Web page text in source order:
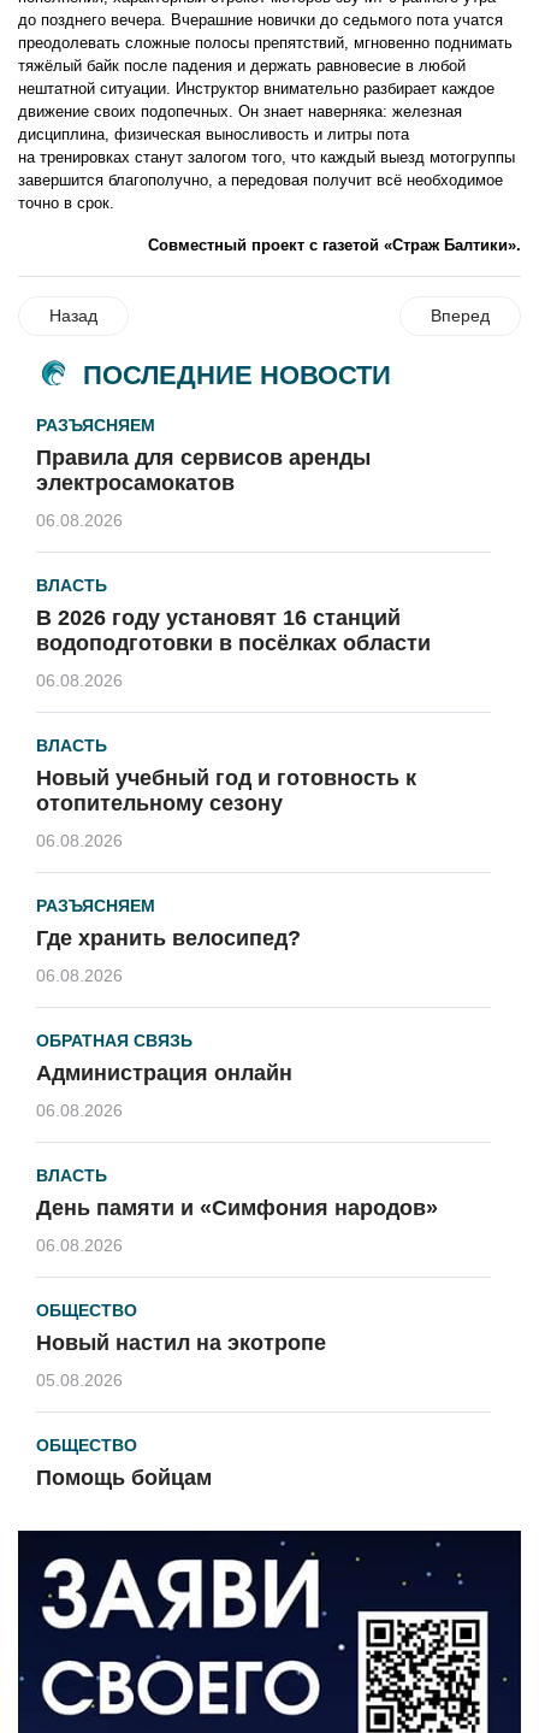
до позднего вечера. Вчерашние новички до седьмого пота учатся
преодолевать сложные полосы препятствий, мгновенно поднимать
тяжёлый байк после падения и держать равновесие в любой
нештатной ситуации. Инструктор внимательно разбирает каждое
движение своих подопечных. Он знает наверняка: железная
дисциплина, физическая выносливость и литры пота
на тренировках станут залогом того, что каждый выезд мотогруппы
завершится благополучно, а передовая получит всё необходимое
точно в срок.
Совместный проект с газетой «Страж Балтики».
Назад Вперед
ПОСЛЕДНИЕ НОВОСТИ
РАЗЪЯСНЯЕМ
Правила для сервисов аренды
электросамокатов
06.08.2026
ВЛАСТЬ
В 2026 году установят 16 станций
водоподготовки в посёлках области
06.08.2026
ВЛАСТЬ
Новый учебный год и готовность к
отопительному сезону
06.08.2026
РАЗЪЯСНЯЕМ
Где хранить велосипед?
06.08.2026
ОБРАТНАЯ СВЯЗЬ
Администрация онлайн
06.08.2026
ВЛАСТЬ
День памяти и «Симфония народов»
06.08.2026
ОБЩЕСТВО
Новый настил на экотропе
05.08.2026
ОБЩЕСТВО
Помощь бойцам
ВЛАСТЬ
«Второй старт» для ветеранов СВО
РАЗЪЯСНЯЕМ